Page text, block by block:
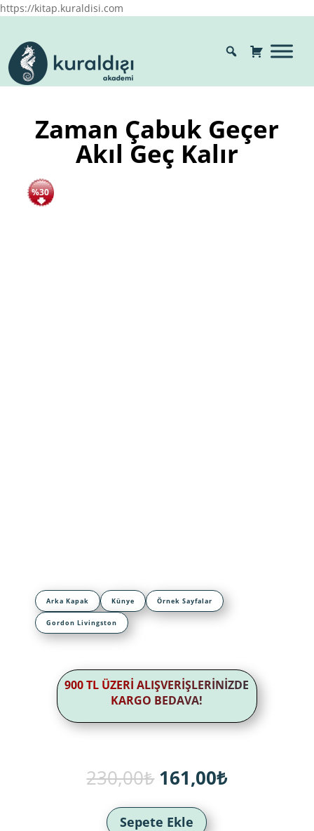
https://kitap.kuraldisi.com
Zaman Çabuk Geçer
Akıl Geç Kalır
%30
Arka Kapak Künye Örnek Sayfalar
Gordon Livingston
900 TL ÜZERİ ALIŞVERİŞLERİNİZDE
KARGO BEDAVA!
230,00₺ Orijinal
fiyat:
230,00₺.
161,00₺Şu
Sepete Ekle